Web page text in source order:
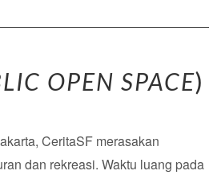
OPEN SPACE)
CeritaSF merasakan
dan rekreasi. Waktu luang pada